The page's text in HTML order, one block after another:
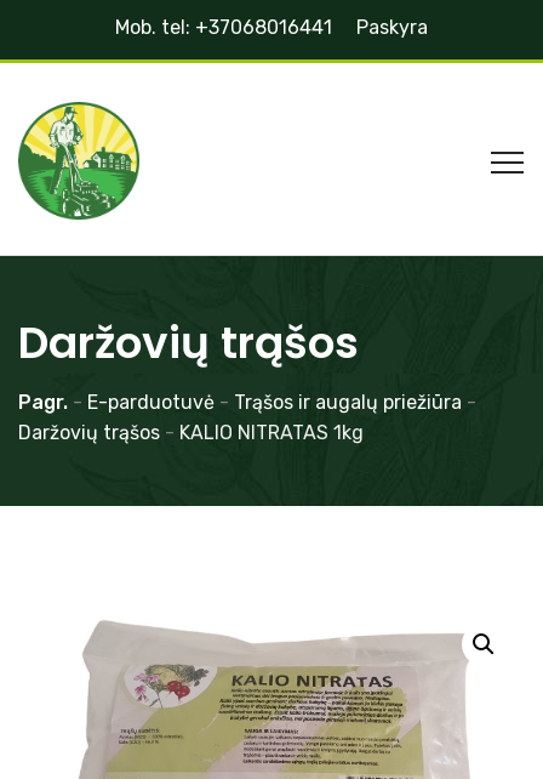
Mob. tel: +37068016441 Paskyra
Daržovių trąšos
Pagr. - E-parduotuvė - Trąšos ir augalų priežiūra -
Daržovių trąšos - KALIO NITRATAS 1kg